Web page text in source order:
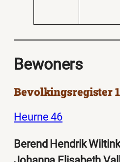
Bewoners
Bevolkingsregister
Heurne 46
Berend Hendrik Wiltink